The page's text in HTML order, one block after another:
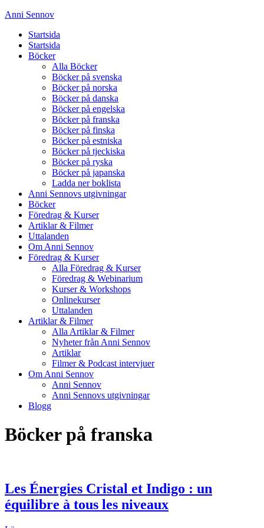
Anni Sennov
Startsida
Startsida
Böcker
Alla Böcker
Böcker på svenska
Böcker på norska
Böcker på danska
Böcker på engelska
Böcker på franska
Böcker på finska
Böcker på estniska
Böcker på tjeckiska
Böcker på ryska
Böcker på japanska
Ladda ner boklista
Anni Sennovs utgivningar
Böcker
Föredrag & Kurser
Artiklar & Filmer
Uttalanden
Om Anni Sennov
Föredrag & Kurser
Alla Föredrag & Kurser
Föredrag & Webinarium
Kurser & Workshops
Onlinekurser
Uttalanden
Artiklar & Filmer
Alla Artiklar & Filmer
Nyheter från Anni Sennov
Artiklar
Filmer & Podcast intervjuer
Om Anni Sennov
Anni Sennov
Anni Sennovs utgivningar
Blogg
Böcker på franska
Les Énergies Cristal et Indigo : un
équilibre à tous les niveaux